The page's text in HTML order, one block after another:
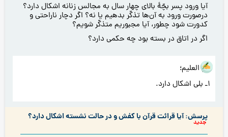
آیا ورود پسر بچّۀ بالای چهار سال به مجالس زنانه اشکال دارد؟
درصورت ورود به آن‌ها تذکّر بدهیم یا نه؟ اگر دچار ناراحتی و
كدورت شود چطور، آیا مجبوریم متذکّر شویم؟
اگر در اتاق در بسته بود چه حکمی دارد؟
هو العلیم؛
۱ـ بلی اشکال دارد.
پرسش: آیا قرائت قرآن با کفش و در حالت نشسته اشکال دارد؟
جدید